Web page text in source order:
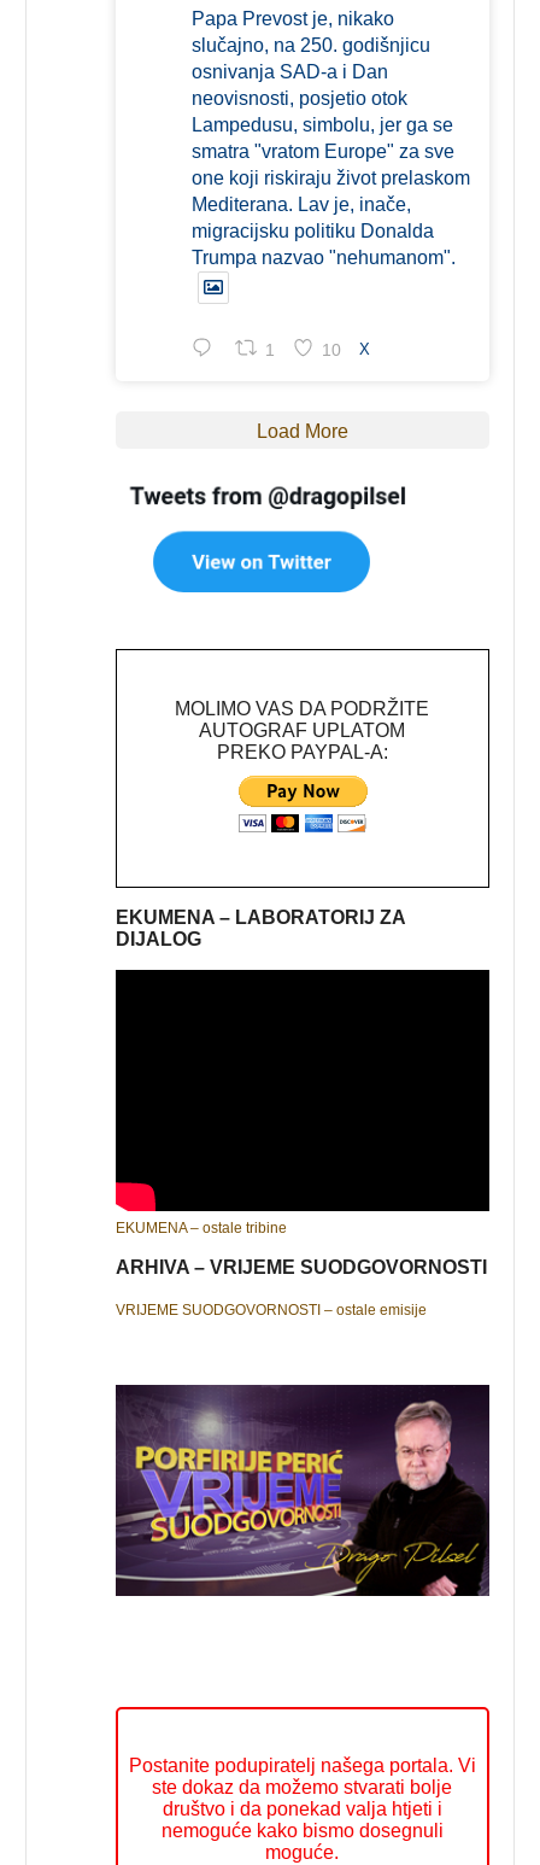
Papa Prevost je, nikako
slučajno, na 250. godišnjicu
osnivanja SAD-a i Dan
neovisnosti, posjetio otok
Lampedusu, simbolu, jer ga se
smatra "vratom Europe" za sve
one koji riskiraju život prelaskom
Mediterana. Lav je, inače,
migracijsku politiku Donalda
Trumpa nazvao "nehumanom".
1 10 X
Load More
MOLIMO VAS DA PODRŽITE
AUTOGRAF UPLATOM
PREKO PAYPAL-A:
EKUMENA – LABORATORIJ ZA
DIJALOG
EKUMENA – ostale tribine
ARHIVA – VRIJEME SUODGOVORNOSTI
VRIJEME SUODGOVORNOSTI – ostale emisije
Postanite podupiratelj našega portala. Vi
ste dokaz da možemo stvarati bolje
društvo i da ponekad valja htjeti i
nemoguće kako bismo dosegnuli
moguće.